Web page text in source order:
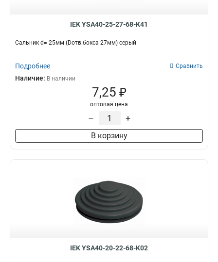
IEK YSA40-25-27-68-K41
Сальник d= 25мм (Dотв.бокса 27мм) серый
Подробнее Сравнить
Наличие: В наличии
7,25 ₽
оптовая цена
– +
В корзину
IEK YSA40-20-22-68-K02